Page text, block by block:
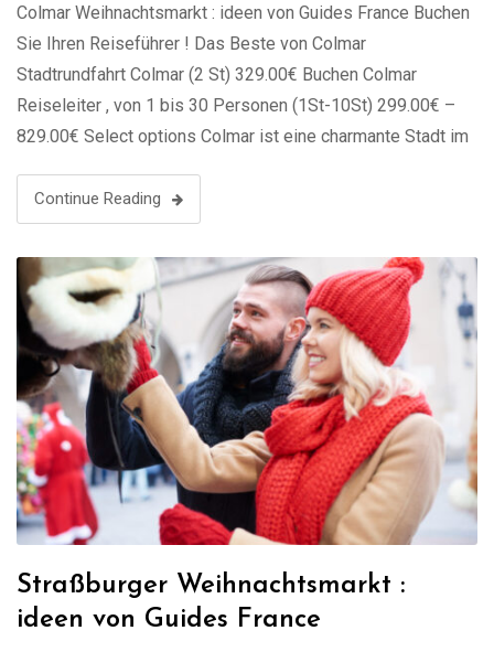
Colmar Weihnachtsmarkt : ideen von Guides France Buchen
Sie Ihren Reiseführer ! Das Beste von Colmar
Stadtrundfahrt Colmar (2 St) 329.00€ Buchen Colmar
Reiseleiter , von 1 bis 30 Personen (1St-10St) 299.00€ –
829.00€ Select options Colmar ist eine charmante Stadt im
„Hauptstadt des elsässischen Weins“ bezeichnet …
Continue Reading
Straßburger Weihnachtsmarkt :
ideen von Guides France